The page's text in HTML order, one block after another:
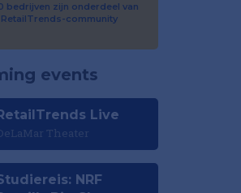
bedrijven zijn onderdeel van
RetailTrends-community
events
Live
Theater
NRF